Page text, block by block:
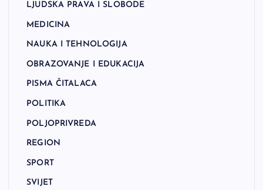
LJUDSKA PRAVA I SLOBODE
MEDICINA
NAUKA I TEHNOLOGIJA
OBRAZOVANJE I EDUKACIJA
PISMA ČITALACA
POLITIKA
POLJOPRIVREDA
REGION
SPORT
SVIJET